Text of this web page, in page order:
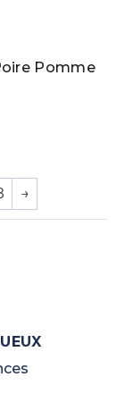
Pomme
→